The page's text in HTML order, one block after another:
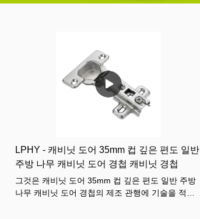
LPHY - 캐비닛 도어 35mm 컵 깊은 편도 일반
주방 나무 캐비닛 도어 경첩 캐비닛 경첩
그것은 캐비닛 도어 35mm 컵 깊은 편도 일반 주방
나무 캐비닛 도어 경첩의 제조 관행에 기술을 적용